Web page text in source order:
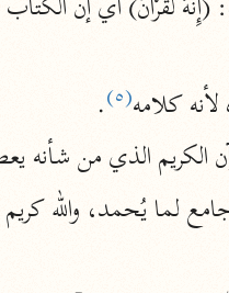
نحو ١١ مجلدًا
موسوعات
لأنه كلامه(٥) .
الكريم الذي من شأنه
لما يُحمد، والله